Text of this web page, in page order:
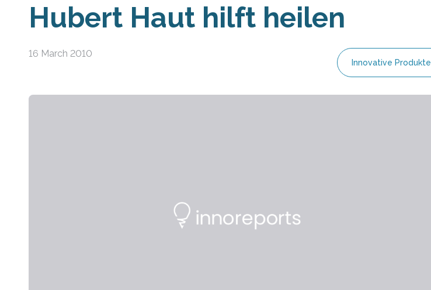
Hubert Haut hilft heilen
16 March 2010
Innovative Produkte